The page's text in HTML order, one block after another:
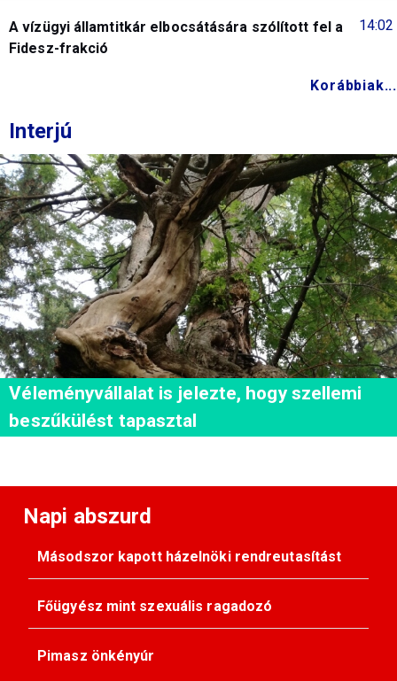
14:02
A vízügyi államtitkár elbocsátására szólított fel a
Fidesz-frakció
Korábbiak...
Interjú
Véleményvállalat is jelezte, hogy szellemi
beszűkülést tapasztal
Napi abszurd
Másodszor kapott házelnöki rendreutasítást
Főügyész mint szexuális ragadozó
Pimasz önkényúr